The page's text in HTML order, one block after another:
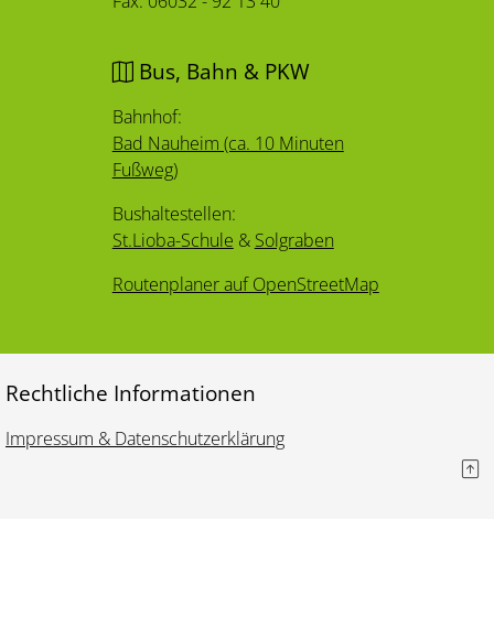
Bus, Bahn & PKW
Bahnhof:
Bad Nauheim (ca. 10 Minuten
Fußweg)
Bushaltestellen:
St.Lioba-Schule & Solgraben
Routenplaner auf OpenStreetMap
Rechtliche Informationen
Impressum & Datenschutzerklärung